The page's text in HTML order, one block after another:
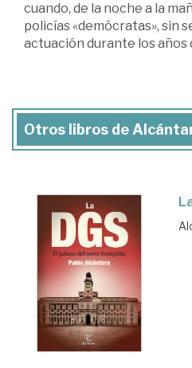
cuando, de la noche a la
policías «demócratas», sin
actuación durante los años
Otros libros de